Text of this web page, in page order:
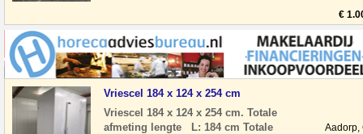
€
Vriescel 184 x 124 x 254 cm
Vriescel 184 x 124 x 254 cm. Totale
afmeting lengte L: 184 cm Totale
Aadorp,